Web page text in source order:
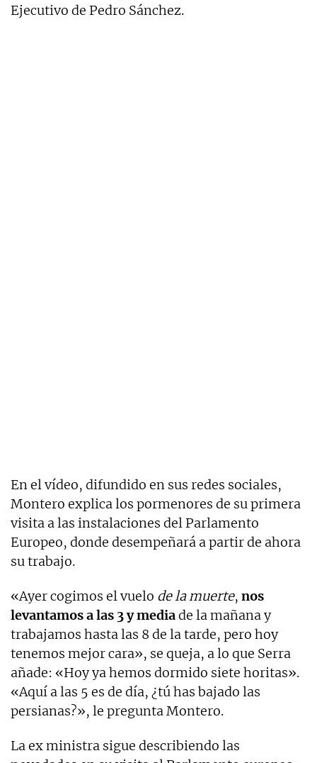
Ejecutivo de Pedro Sánchez.
En el vídeo, difundido en sus redes sociales,
Montero explica los pormenores de su primera
visita a las instalaciones del Parlamento
Europeo, donde desempeñará a partir de ahora
su trabajo.
«Ayer cogimos el vuelo de la muerte, nos
levantamos a las 3 y mediade la mañana y
trabajamos hasta las 8 de la tarde, pero hoy
tenemos mejor cara», se queja, a lo que Serra
añade: «Hoy ya hemos dormido siete horitas».
«Aquí a las 5 es de día, ¿tú has bajado las
persianas?», le pregunta Montero.
La ex ministra sigue describiendo las